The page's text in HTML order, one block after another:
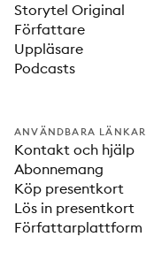
Storytel Original
Författare
Uppläsare
Podcasts
ANVÄNDBARA LÄNKAR
Kontakt och hjälp
Abonnemang
Köp presentkort
Lös in presentkort
Författarplattform